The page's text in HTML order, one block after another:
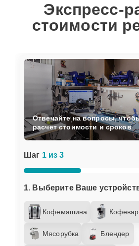
Экспресс-
стоимости
Шаг 1 из 3
1. Выберите Ваше
Кофемашина
Мясорубка Блендер
Отвечайте на вопросы,
расчет стоимости и сроков